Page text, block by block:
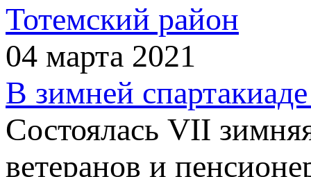
Тотемский район
04 марта 2021
В зимней
Состоялась VII
ветеранов и